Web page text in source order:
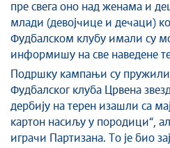
пре свега оно над женама и
млади (девојчице и дечаци)
Фудбалском клубу имали су
информишу на све наведене
Подршку кампањи су
Фудбалског клуба Црвена
дербију на терен изашли са
картон насиљу у породици“,
играчи Партизана. То је био